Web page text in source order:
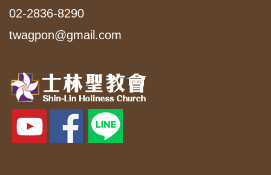
02-2836-8290
twagpon@gmail.com